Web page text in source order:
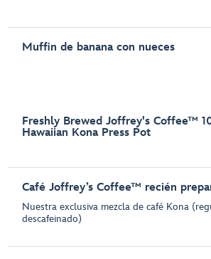
Muffin de banana con nueces
Freshly Brewed Joffrey's Coffee™
Hawaiian Kona Press Pot
Café Joffrey’s Coffee™ recién
Nuestra exclusiva mezcla de café Kona
descafeinado)